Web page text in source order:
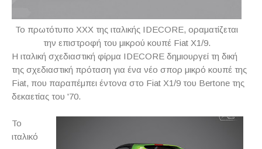
Το πρωτότυπο XXX της ιταλικής IDECORE, οραματίζεται
την επιστροφή του μικρού κουπέ Fiat X1/9.
Η ιταλική σχεδιαστική φίρμα IDECORE δημιουργεί τη δική
της σχεδιαστική πρόταση για ένα νέο σπορ μικρό κουπέ της
Fiat, που παραπέμπει έντονα στο Fiat X1/9 του Bertone της
δεκαετίας του '70.
Το
ιταλικό